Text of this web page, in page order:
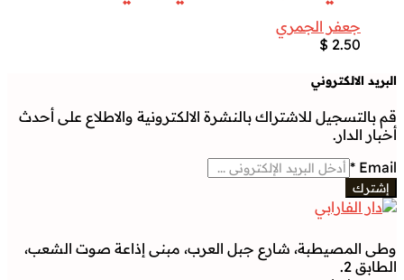
جعفر الجمري
$ 2.50
البريد الالكتروني
قم بالتسجيل للاشتراك بالنشرة الالكترونية والاطلاع على أحدث
أخبار الدار.
Email
*
إشترك
وطى المصيطبة، شارع جبل العرب، مبنى إذاعة صوت الشعب،
الطابق 2.